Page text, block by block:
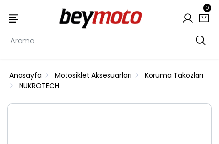
0
Anasayfa Motosiklet Aksesuarları
Koruma Takozları
NUKROTECH